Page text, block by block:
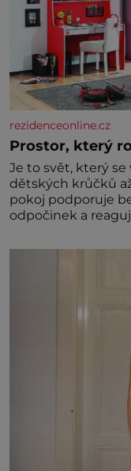
rezidenceonline.cz
Prostor, který
Je to svět, který
dětských krůčků
pokoj podporuje
odpočinek a
jednoduchost,